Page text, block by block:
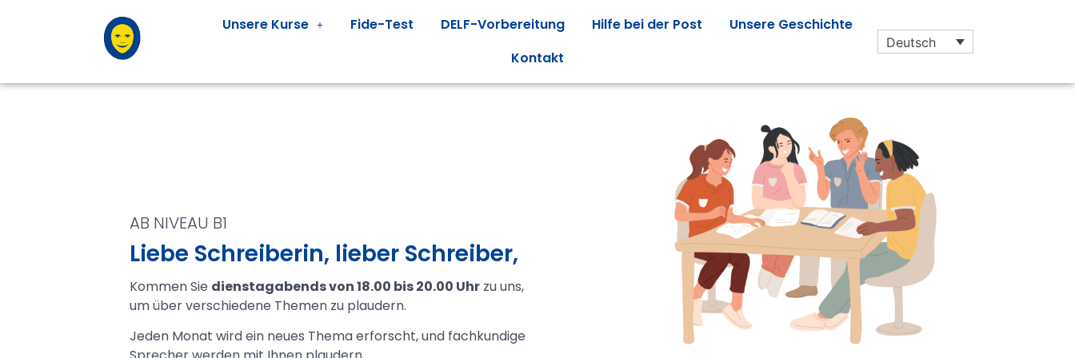
Unsere Kurse Fide-Test DELF-Vorbereitung Hilfe bei der Post
Unsere Geschichte
Kontakt
Deutsch
AB NIVEAU B1
Liebe Schreiberin, lieber Schreiber,
Kommen Sie dienstagabends von 18.00 bis 20.00 Uhr zu uns,
um über verschiedene Themen zu plaudern.
Jeden Monat wird ein neues Thema erforscht, und fachkundige